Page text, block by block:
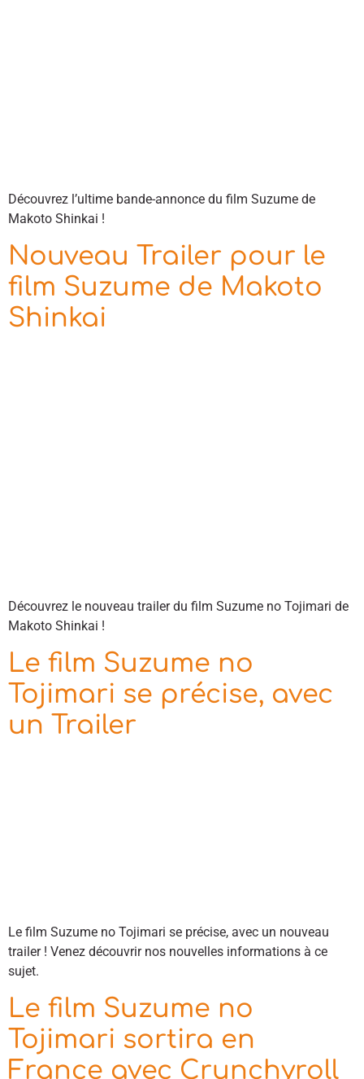
Découvrez l’ultime bande-annonce du film Suzume de
Makoto Shinkai !
Nouveau Trailer pour le
film Suzume de Makoto
Shinkai
Découvrez le nouveau trailer du film Suzume no Tojimari de
Makoto Shinkai !
Le film Suzume no
Tojimari se précise, avec
un Trailer
Le film Suzume no Tojimari se précise, avec un nouveau
trailer ! Venez découvrir nos nouvelles informations à ce
sujet.
Le film Suzume no
Tojimari sortira en
France avec Crunchyroll